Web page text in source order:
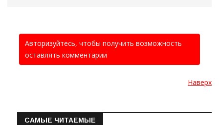
Авторизуйтесь, чтобы получить возможность
оставлять комментарии
Наверх
САМЫЕ ЧИТАЕМЫЕ